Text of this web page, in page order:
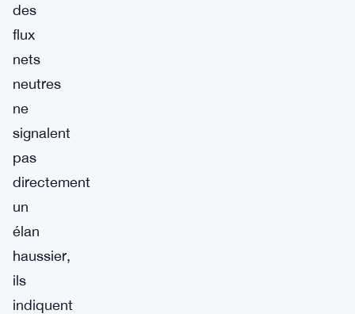
des
flux
nets
neutres
ne
signalent
pas
directement
un
élan
haussier,
ils
indiquent